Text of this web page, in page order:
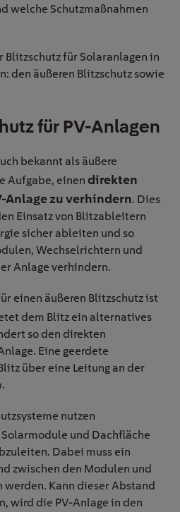
welche Schutzmaßnahmen
Blitzschutz für Solaranlagen in
den äußeren Blitzschutz sowie
für PV-Anlagen
bekannt als äußere
Aufgabe, einen direkten
Anlage zu verhindern. Dies
Einsatz von Blitzableitern
sicher ableiten und so
Wechselrichtern und
Anlage verhindern.
einen äußeren Blitzschutz ist
dem Blitz ein alternatives
so den direkten
Eine geerdete
über eine Leitung an der
nutzen
und Dachfläche
Dabei muss ein
zwischen den Modulen und
werden. Kann dieser Abstand
wird die PV-Anlage in den